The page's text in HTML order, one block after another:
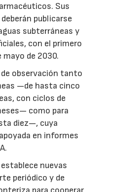
Sus
publicarse
subterráneas y
con el primero
mayo de 2030.
observación tanto
—de hasta cinco
con ciclos de
como para
diez—, cuya
en informes
nuevas
periódico y de